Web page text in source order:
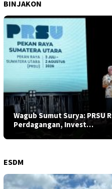
BINJAKON
Wagub Sumut Surya: PRSU
Perdagangan, Invest…
ESDM